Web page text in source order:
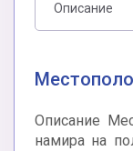
Описание
Описание
намира на